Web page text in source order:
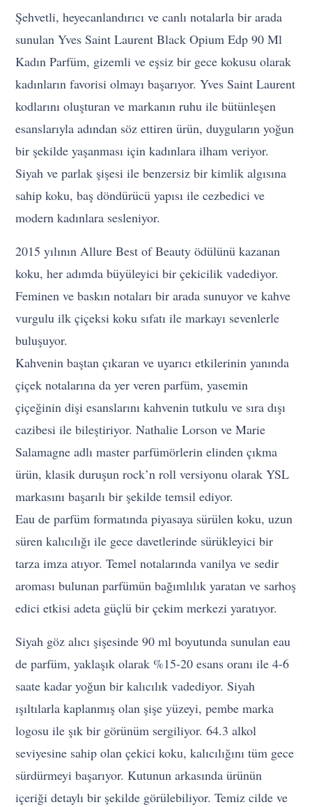
Şehvetli, heyecanlandırıcı ve canlı notalarla bir arada
sunulan Yves Saint Laurent Black Opium Edp 90 Ml
Kadın Parfüm, gizemli ve eşsiz bir gece kokusu olarak
kadınların favorisi olmayı başarıyor. Yves Saint Laurent
kodlarını oluşturan ve markanın ruhu ile bütünleşen
esanslarıyla adından söz ettiren ürün, duyguların yoğun
bir şekilde yaşanması için kadınlara ilham veriyor.
Siyah ve parlak şişesi ile benzersiz bir kimlik algısına
sahip koku, baş döndürücü yapısı ile cezbedici ve
modern kadınlara sesleniyor.
2015 yılının Allure Best of Beauty ödülünü kazanan
koku, her adımda büyüleyici bir çekicilik vadediyor.
Feminen ve baskın notaları bir arada sunuyor ve kahve
vurgulu ilk çiçeksi koku sıfatı ile markayı sevenlerle
buluşuyor.
Kahvenin baştan çıkaran ve uyarıcı etkilerinin yanında
çiçek notalarına da yer veren parfüm, yasemin
çiçeğinin dişi esanslarını kahvenin tutkulu ve sıra dışı
cazibesi ile bileştiriyor. Nathalie Lorson ve Marie
Salamagne adlı master parfümörlerin elinden çıkma
ürün, klasik duruşun rock’n roll versiyonu olarak YSL
markasını başarılı bir şekilde temsil ediyor.
Eau de parfüm formatında piyasaya sürülen koku, uzun
süren kalıcılığı ile gece davetlerinde sürükleyici bir
tarza imza atıyor. Temel notalarında vanilya ve sedir
aroması bulunan parfümün bağımlılık yaratan ve sarhoş
edici etkisi adeta güçlü bir çekim merkezi yaratıyor.
Siyah göz alıcı şişesinde 90 ml boyutunda sunulan eau
de parfüm, yaklaşık olarak %15-20 esans oranı ile 4-6
saate kadar yoğun bir kalıcılık vadediyor. Siyah
ışıltılarla kaplanmış olan şişe yüzeyi, pembe marka
logosu ile şık bir görünüm sergiliyor. 64.3 alkol
seviyesine sahip olan çekici koku, kalıcılığını tüm gece
sürdürmeyi başarıyor. Kutunun arkasında ürünün
içeriği detaylı bir şekilde görülebiliyor. Temiz cilde ve